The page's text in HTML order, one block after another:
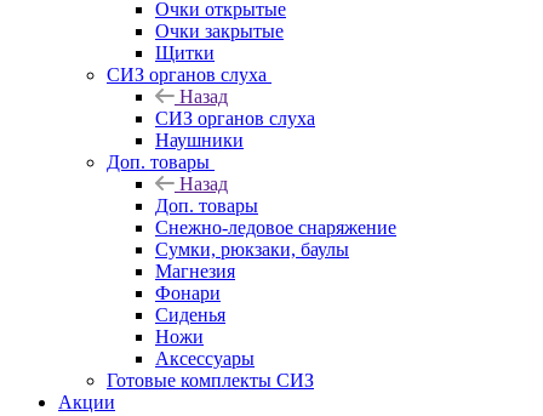
Очки открытые
Очки закрытые
Щитки
СИЗ органов слуха
Назад
СИЗ органов слуха
Наушники
Доп. товары
Назад
Доп. товары
Снежно-ледовое снаряжение
Сумки, рюкзаки, баулы
Магнезия
Фонари
Сиденья
Ножи
Аксессуары
Готовые комплекты СИЗ
Акции